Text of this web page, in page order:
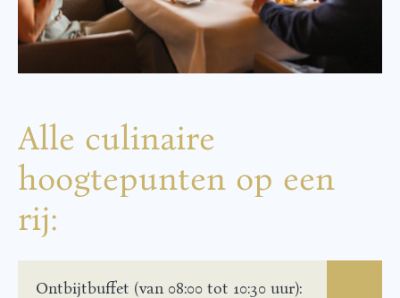
Alle culinaire
hoogtepunten op een
rij:
Ontbijtbuffet (van 08:00 tot 10:30 uur):